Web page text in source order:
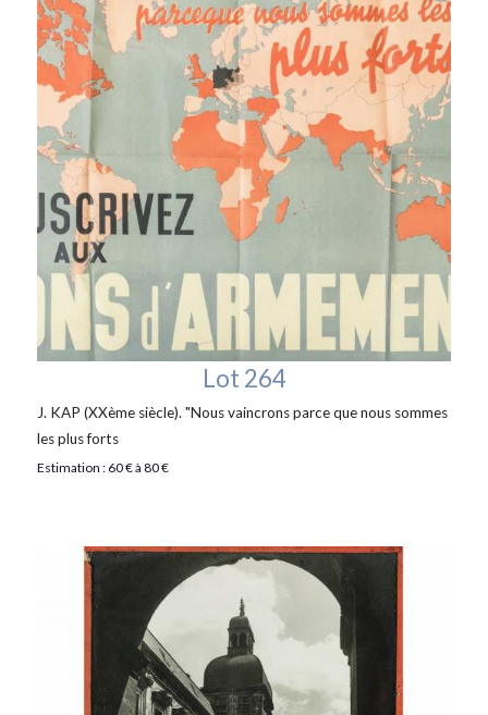
Lot 264
J. KAP (XXème siècle). "Nous vaincrons parce que nous sommes
les plus forts
Estimation : 60 € à 80 €